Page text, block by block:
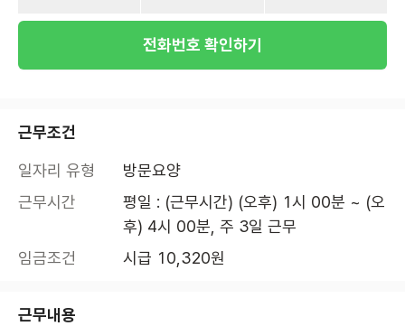
전화번호 확인하기
근무조건
일자리 유형
방문요양
근무시간
평일 : (근무시간) (오후) 1시 00분 ~ (오
후) 4시 00분, 주 3일 근무
임금조건
시급 10,320원
근무내용